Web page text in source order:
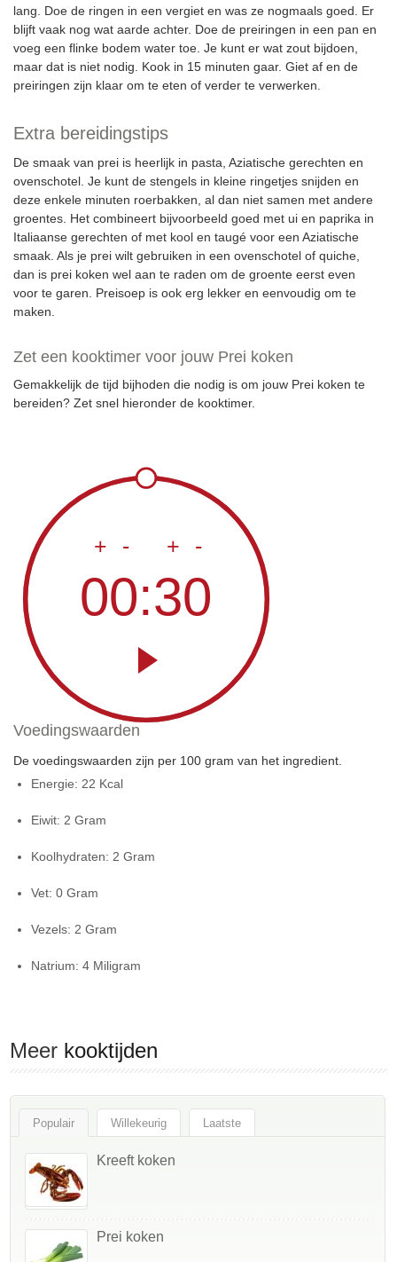
lang. Doe de ringen in een vergiet en was ze nogmaals goed. Er
blijft vaak nog wat aarde achter. Doe de preiringen in een pan en
voeg een flinke bodem water toe. Je kunt er wat zout bijdoen,
maar dat is niet nodig. Kook in 15 minuten gaar. Giet af en de
preiringen zijn klaar om te eten of verder te verwerken.
Extra bereidingstips
De smaak van prei is heerlijk in pasta, Aziatische gerechten en
ovenschotel. Je kunt de stengels in kleine ringetjes snijden en
deze enkele minuten roerbakken, al dan niet samen met andere
groentes. Het combineert bijvoorbeeld goed met ui en paprika in
Italiaanse gerechten of met kool en taugé voor een Aziatische
smaak. Als je prei wilt gebruiken in een ovenschotel of quiche,
dan is prei koken wel aan te raden om de groente eerst even
voor te garen. Preisoep is ook erg lekker en eenvoudig om te
maken.
Zet een kooktimer voor jouw Prei koken
Gemakkelijk de tijd bijhoden die nodig is om jouw Prei koken te
bereiden? Zet snel hieronder de kooktimer.
+ - + -
00:30
Voedingswaarden
De voedingswaarden zijn per 100 gram van het ingredient.
Energie: 22 Kcal
Eiwit: 2 Gram
Koolhydraten: 2 Gram
Vet: 0 Gram
Vezels: 2 Gram
Natrium: 4 Miligram
Meer kooktijden
Populair Willekeurig Laatste
Kreeft koken
Prei koken